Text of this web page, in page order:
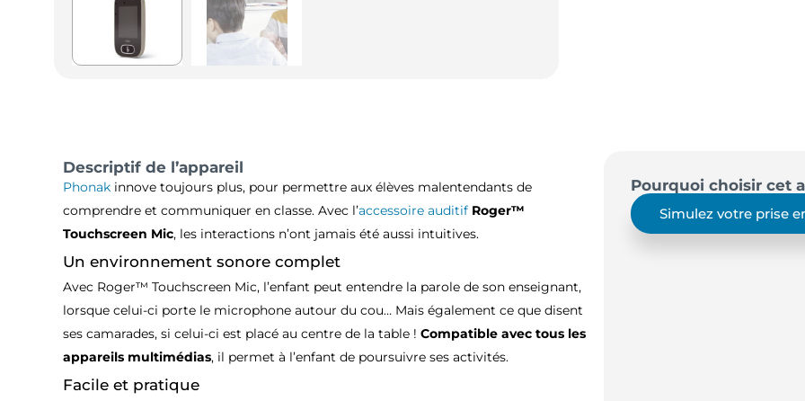
Descriptif de l’appareil
Phonak innove toujours plus, pour permettre aux élèves malentendants de
comprendre et communiquer en classe. Avec l’accessoire auditif Roger™
Touchscreen Mic, les interactions n’ont jamais été aussi intuitives.
Un environnement sonore complet
Avec Roger™ Touchscreen Mic, l’enfant peut entendre la parole de son enseignant,
lorsque celui-ci porte le microphone autour du cou… Mais également ce que disent
ses camarades, si celui-ci est placé au centre de la table ! Compatible avec tous les
appareils multimédias, il permet à l’enfant de poursuivre ses activités.
Facile et pratique
Pourquoi choisir cet
Simulez votre prise